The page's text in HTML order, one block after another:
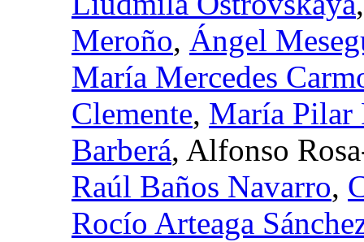
Meroño, Ángel
María Mercedes
Clemente, María Pilar
Barberá, Alfonso
Raúl Baños Navarro,
Rocío Arteaga